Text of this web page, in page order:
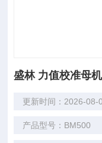
盛林 力值校准母
更新时间：2026-08-
产品型号：BM500